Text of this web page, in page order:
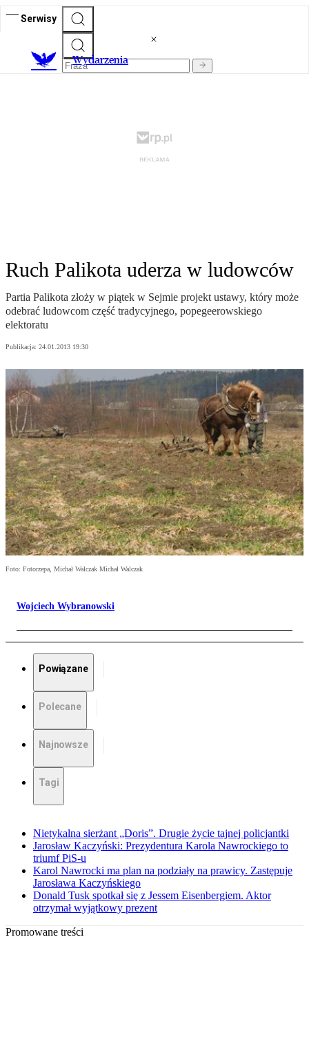
Serwisy
Wydarzenia
Ruch Palikota uderza w ludowców
Partia Palikota złoży w piątek w Sejmie projekt ustawy, który może
odebrać ludowcom część tradycyjnego, popegeerowskiego
elektoratu
Publikacja: 24.01.2013 19:30
Foto: Fotorzepa, Michał Walczak Michał Walczak
Wojciech Wybranowski
Powiązane
Polecane
Najnowsze
Tagi
Nietykalna sierżant „Doris”. Drugie życie tajnej policjantki
Jarosław Kaczyński: Prezydentura Karola Nawrockiego to
triumf PiS-u
Karol Nawrocki ma plan na podziały na prawicy. Zastępuje
Jarosława Kaczyńskiego
Donald Tusk spotkał się z Jessem Eisenbergiem. Aktor
otrzymał wyjątkowy prezent
Promowane treści